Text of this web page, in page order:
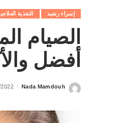
إسراء رشيد التغذية
الصيام
أفضل
Posted
Nada Mamdouh